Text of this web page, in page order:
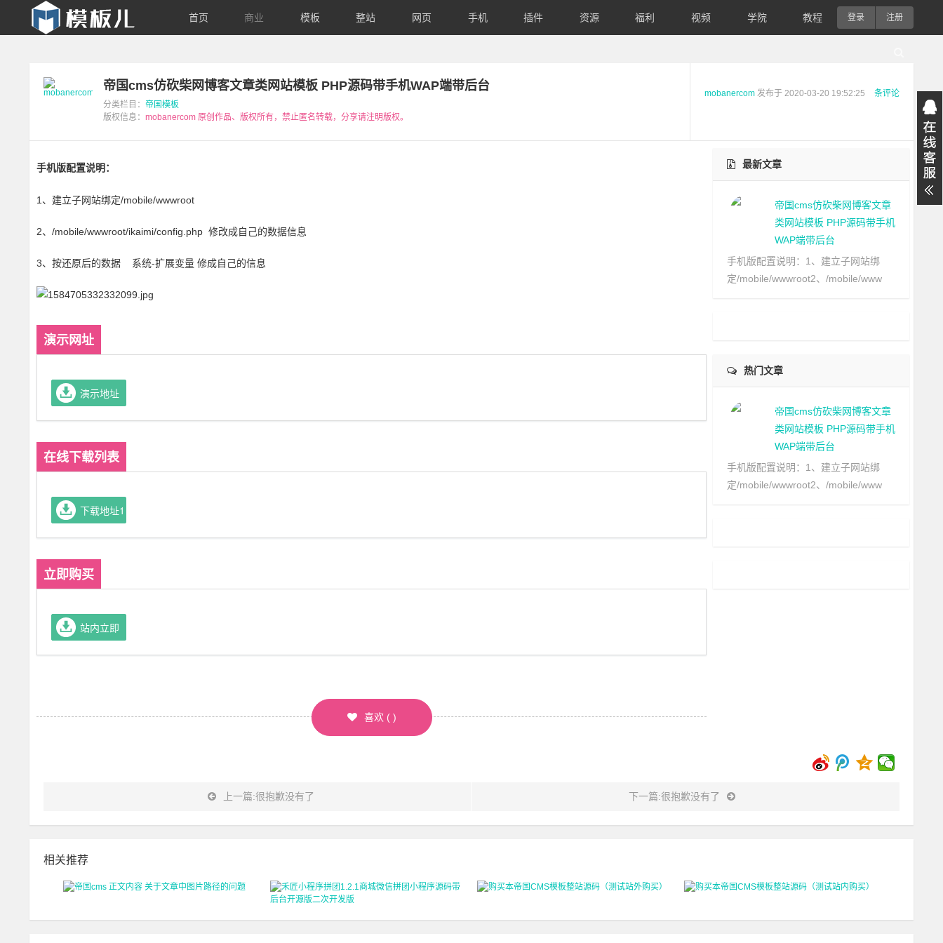
【模
儿
源
网】
首页 商业 模板 整站 网页 手机 插件 资源 福利 视频 学院 教程 登录 注册
帝国cms仿砍柴网博客文章类网站模板 PHP源码带手机WAP端带后台
分类栏目： 帝国模板
版权信息： mobanercom 原创作品、版权所有，禁止匿名转载，分享请注明版权。
mobanercom 发布于 2020-03-20 19:52:25 条评论
手机版配置说明：
1、建立子网站绑定/mobile/wwwroot
2、/mobile/wwwroot/ikaimi/config.php 修改成自己的数据信息
3、按还原后的数据 系统-扩展变量 修成自己的信息
演示网址
演示地址
在线下载列表
下载地址1
立即购买
站内立即
购买【39
喜欢 ( )
最新文章
帝国cms仿砍柴网博客文章
类网站模板 PHP源码带手机
WAP端带后台
手机版配置说明：1、建立子网站绑
定/mobile/wwwroot2、/mobile/www
热门文章
帝国cms仿砍柴网博客文章
类网站模板 PHP源码带手机
WAP端带后台
手机版配置说明：1、建立子网站绑
定/mobile/wwwroot2、/mobile/www
上一篇:很抱歉没有了 下一篇:很抱歉没有了
相关推荐
禾匠小程序拼团1.2.1商城微信拼团